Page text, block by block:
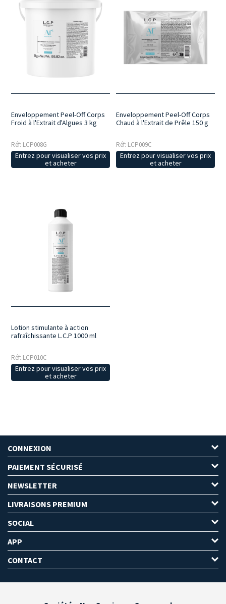
Enveloppement Peel-Off Corps
Froid à l'Extrait d'Algues 3 kg
Réf: LCP008G
Entrez pour visualiser vos prix
et acheter
Enveloppement Peel-Off Corps
Chaud à l'Extrait de Prêle 150 g
Réf: LCP009C
Entrez pour visualiser vos prix
et acheter
Lotion stimulante à action
rafraîchissante L.C.P 1000 ml
Réf: LCP010C
Entrez pour visualiser vos prix
et acheter
CONNEXION
PAIEMENT SÉCURISÉ
NEWSLETTER
LIVRAISONS PREMIUM
SOCIAL
APP
CONTACT